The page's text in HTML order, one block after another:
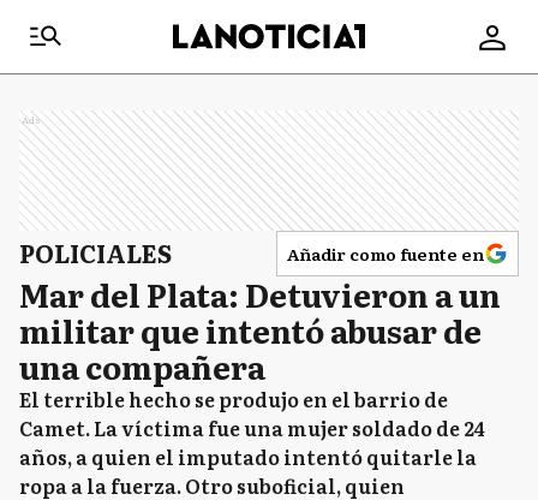
Ads
POLICIALES Añadir como fuente en
Mar del Plata: Detuvieron a un
militar que intentó abusar de
una compañera
El terrible hecho se produjo en el barrio de
Camet. La víctima fue una mujer soldado de 24
años, a quien el imputado intentó quitarle la
ropa a la fuerza. Otro suboficial, quien